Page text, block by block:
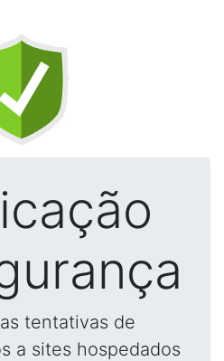
tentativas de
a sites hospedados